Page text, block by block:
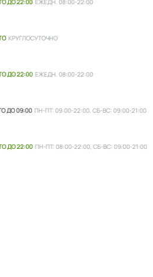
ДО 22:00 ЕЖЕДН. 08:00-22:00
КРУГЛОСУТОЧНО
ДО 22:00 ЕЖЕДН. 08:00-22:00
ДО 09:00 ПН-ПТ: 09:00-22:00, СБ-ВС: 09:00-21:00
ДО 22:00 ПН-ПТ: 08:00-22:00, СБ-ВС: 09:00-21:00